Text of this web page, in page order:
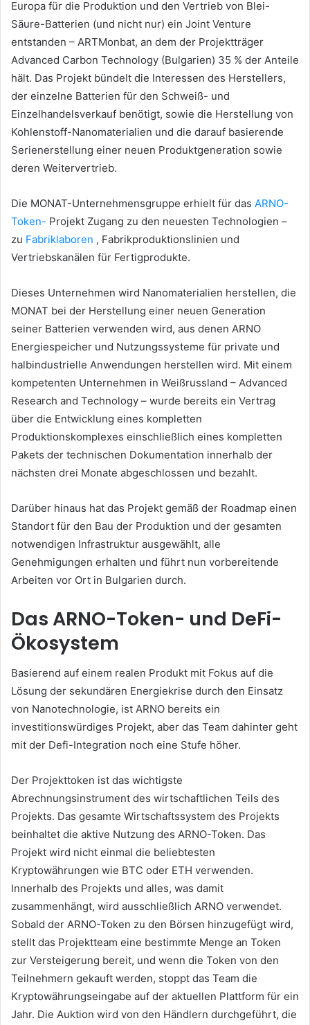
Europa für die Produktion und den Vertrieb von Blei-
Säure-Batterien (und nicht nur) ein Joint Venture
entstanden – ARTMonbat, an dem der Projektträger
Advanced Carbon Technology (Bulgarien) 35 % der Anteile
hält. Das Projekt bündelt die Interessen des Herstellers,
der einzelne Batterien für den Schweiß- und
Einzelhandelsverkauf benötigt, sowie die Herstellung von
Kohlenstoff-Nanomaterialien und die darauf basierende
Serienerstellung einer neuen Produktgeneration sowie
deren Weitervertrieb.
Die MONAT-Unternehmensgruppe erhielt für das ARNO-
Token- Projekt Zugang zu den neuesten Technologien –
zu Fabriklaboren , Fabrikproduktionslinien und
Vertriebskanälen für Fertigprodukte.
Dieses Unternehmen wird Nanomaterialien herstellen, die
MONAT bei der Herstellung einer neuen Generation
seiner Batterien verwenden wird, aus denen ARNO
Energiespeicher und Nutzungssysteme für private und
halbindustrielle Anwendungen herstellen wird. Mit einem
kompetenten Unternehmen in Weißrussland – Advanced
Research and Technology – wurde bereits ein Vertrag
über die Entwicklung eines kompletten
Produktionskomplexes einschließlich eines kompletten
Pakets der technischen Dokumentation innerhalb der
nächsten drei Monate abgeschlossen und bezahlt.
Darüber hinaus hat das Projekt gemäß der Roadmap einen
Standort für den Bau der Produktion und der gesamten
notwendigen Infrastruktur ausgewählt, alle
Genehmigungen erhalten und führt nun vorbereitende
Arbeiten vor Ort in Bulgarien durch.
Das ARNO-Token- und DeFi-
Ökosystem
Basierend auf einem realen Produkt mit Fokus auf die
Lösung der sekundären Energiekrise durch den Einsatz
von Nanotechnologie, ist ARNO bereits ein
investitionswürdiges Projekt, aber das Team dahinter geht
mit der Defi-Integration noch eine Stufe höher.
Der Projekttoken ist das wichtigste
Abrechnungsinstrument des wirtschaftlichen Teils des
Projekts. Das gesamte Wirtschaftssystem des Projekts
beinhaltet die aktive Nutzung des ARNO-Token. Das
Projekt wird nicht einmal die beliebtesten
Kryptowährungen wie BTC oder ETH verwenden.
Innerhalb des Projekts und alles, was damit
zusammenhängt, wird ausschließlich ARNO verwendet.
Sobald der ARNO-Token zu den Börsen hinzugefügt wird,
stellt das Projektteam eine bestimmte Menge an Token
zur Versteigerung bereit, und wenn die Token von den
Teilnehmern gekauft werden, stoppt das Team die
Kryptowährungseingabe auf der aktuellen Plattform für ein
Jahr. Die Auktion wird von den Händlern durchgeführt, die